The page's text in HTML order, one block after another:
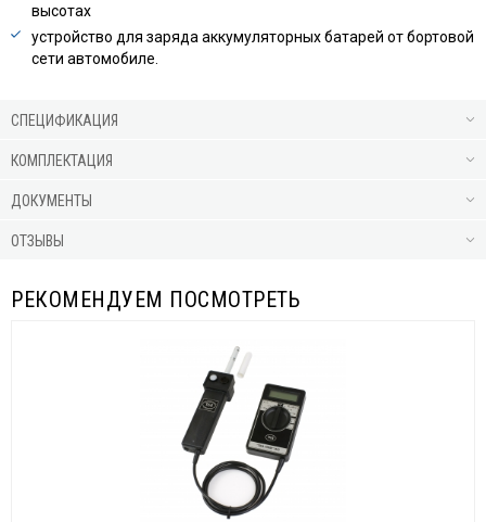
высотах
устройство для заряда аккумуляторных батарей от бортовой
сети автомобиле.
СПЕЦИФИКАЦИЯ
КОМПЛЕКТАЦИЯ
ДОКУМЕНТЫ
ОТЗЫВЫ
РЕКОМЕНДУЕМ ПОСМОТРЕТЬ